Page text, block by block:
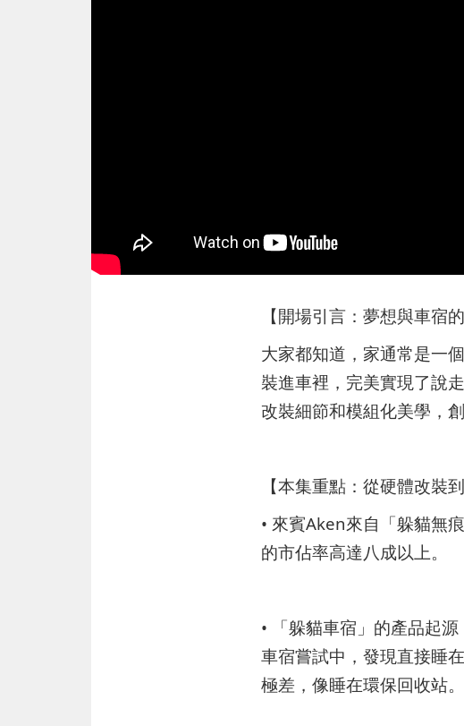
【開場引言：夢想與車宿
大家都知道，家通常是一
裝進車裡，完美實現了說
改裝細節和模組化美學，
【本集重點：從硬體改裝
• 來賓Aken來自「躲貓無
的市佔率高達八成以上。
• 「躲貓車宿」的產品起
車宿嘗試中，發現直接睡
極差，像睡在環保回收站。